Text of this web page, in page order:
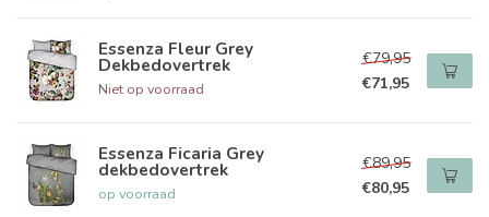
Essenza Fleur Grey
Dekbedovertrek
Niet op voorraad
€79,95
€71,95
Essenza Ficaria Grey
dekbedovertrek
op voorraad
€89,95
€80,95